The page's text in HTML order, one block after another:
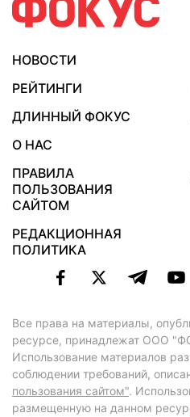
НОВОСТИ
РЕЙТИНГИ
ДЛИННЫЙ ФОКУС
О НАС
ПРАВИЛА
ПОЛЬЗОВАНИЯ
САЙТОМ
РЕДАКЦИОННАЯ
ПОЛИТИКА
Все права на материалы,
ресурсе, принадлежат ООО
Использование материалов
соблюдении требований,
пользования сайтом".
размещенную на данном